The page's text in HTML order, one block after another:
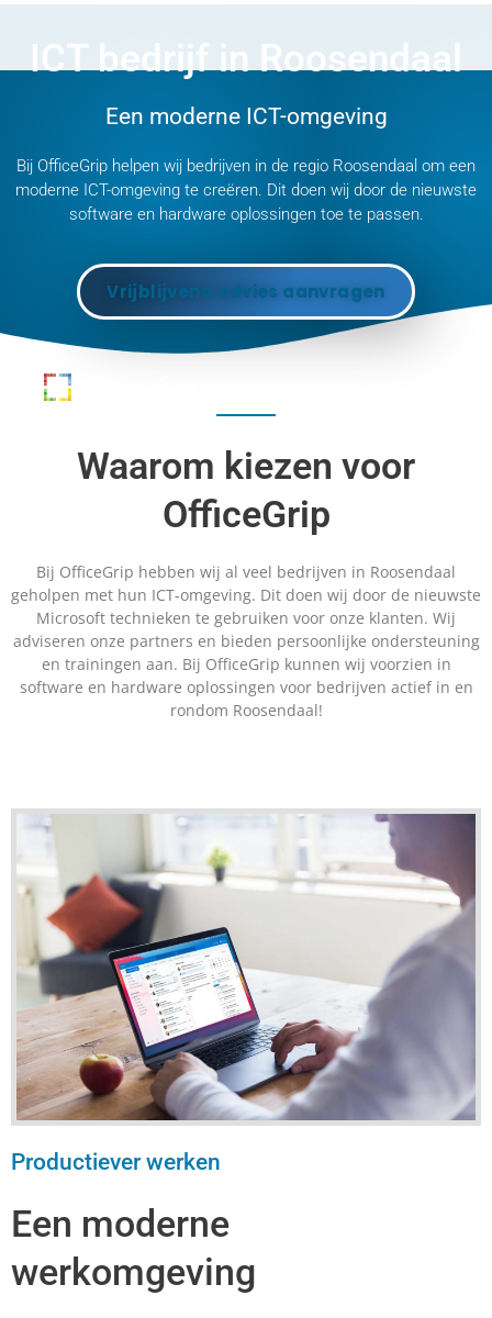
ICT bedrijf in Roosendaal
Een moderne ICT-omgeving
Bij OfficeGrip helpen wij bedrijven in de regio Roosendaal om een
moderne ICT-omgeving te creëren. Dit doen wij door de nieuwste
software en hardware oplossingen toe te passen.
Vrijblijvend advies aanvragen
Waarom kiezen voor
OfficeGrip
Bij OfficeGrip hebben wij al veel bedrijven in Roosendaal
geholpen met hun ICT-omgeving. Dit doen wij door de nieuwste
Microsoft technieken te gebruiken voor onze klanten. Wij
adviseren onze partners en bieden persoonlijke ondersteuning
en trainingen aan. Bij OfficeGrip kunnen wij voorzien in
software en hardware oplossingen voor bedrijven actief in en
rondom Roosendaal!
Productiever werken
Een moderne
werkomgeving